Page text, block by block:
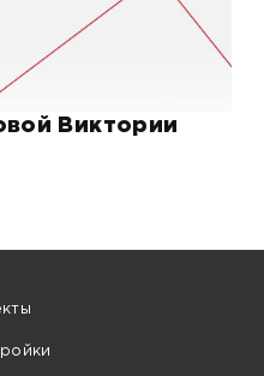
Виктории